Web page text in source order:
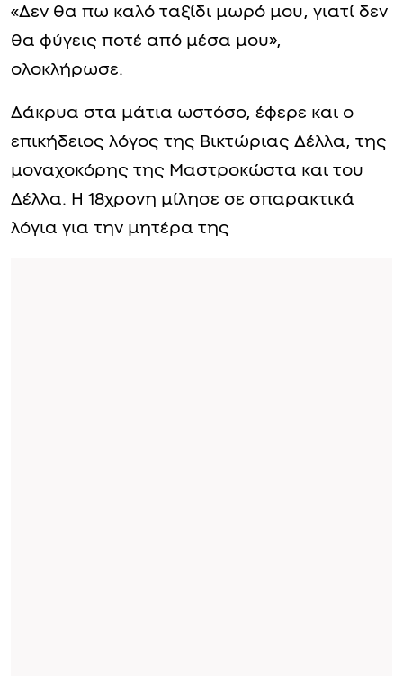
«Δεν θα πω καλό ταξίδι μωρό μου, γιατί δεν
θα φύγεις ποτέ από μέσα μου»,
ολοκλήρωσε.
Δάκρυα στα μάτια ωστόσο, έφερε και ο
επικήδειος λόγος της Βικτώριας Δέλλα, της
μοναχοκόρης της Μαστροκώστα και του
Δέλλα. Η 18χρονη μίλησε σε σπαρακτικά
λόγια για την μητέρα της